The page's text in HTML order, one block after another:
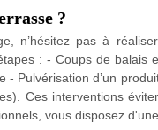
?
n’hésitez pas à
: - Coups de balais
Pulvérisation d’un
Ces interventions
vous disposez